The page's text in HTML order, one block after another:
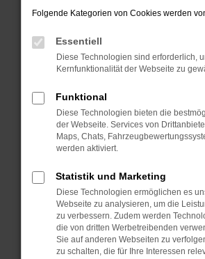
Manche Erweiterungen, wie
können das Laden bestimmter
verhindern. Funktioniert die
Fenster?
Starte dein Gerät neu.
Das kann manchmal helfen,
Probleme zu beheben.
Stelle sicher, dass dein
Betriebssystem auf dem
sind.
Veraltete Software birgt nicht
Sicherheitsrisiko, sondern kann
führen, dass bestimmte
Folgende Kategorien von Cookies werden
Essentiell
Diese Technologien sind erforderlich,
Kernfunktionalität der Webseite zu
Funktional
Diese Technologien bieten die
der Webseite. Services von
Maps, Chats,
werden aktiviert.
Statistik und Marketing
Diese Technologien ermöglichen es
Webseite zu analysieren, um die
zu verbessern. Zudem werden
die von dritten Werbetreibenden
Sie auf anderen Webseiten zu
zu schalten, die für Ihre Interessen